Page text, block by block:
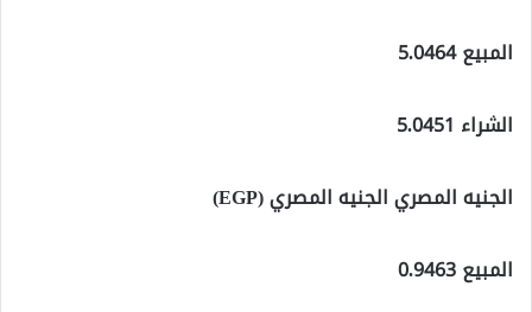
المبيع 5.0464
الشراء 5.0451
الجنيه المصري الجنيه المصري (EGP)
المبيع 0.9463